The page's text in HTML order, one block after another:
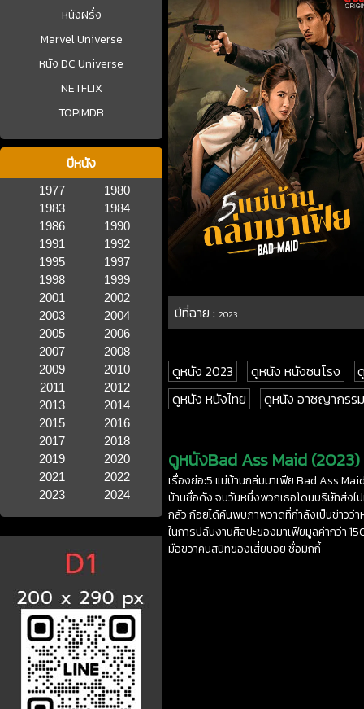
หนังฝรั่ง
Marvel Universe
หนัง DC Universe
NETFLIX
TOPIMDB
ปีหนัง
1977
1980
1983
1984
1986
1990
1991
1992
1995
1997
1998
1999
2001
2002
2003
2004
2005
2006
2007
2008
2009
2010
2011
2012
2013
2014
2015
2016
2017
2018
2019
2020
2021
2022
2023
2024
ปีที่ฉาย :2023
ดูหนัง 2023 ดูหนัง หนังชนโรง
ดูหนัง หนังไทย
ดูหนัง อาชญากรร
ดูหนังBad Ass Maid
เรื่องย่อ:5 แม่บ้านถล่มมาเฟีย Bad Ass
บ้านชื่อดัง จนวันหนึ่งพวกเธอโดนบริษัทส่งไ
กลัว ก้อยได้ค้นพบภาพวาดที่กำลังเป็นข่าวว่
ในการปล้นงานศิลปะของมาเฟียมูลค่ากว่า
มือขวาคนสนิทของเสี่ยบอย ชื่อมิกกี้